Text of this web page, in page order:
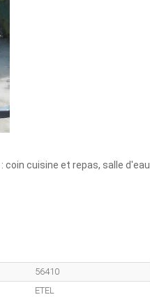
cuisine et repas, salle d'eau
56410
ETEL